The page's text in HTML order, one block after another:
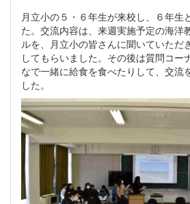
月立小の５・６年生が来校し、６年生
た。交流内容は、来週実施予定の海洋
ルを、月立小の皆さんに聞いていただ
してもらいました。その後は質問コー
なで一緒に給食を食べたりして、交流
した。